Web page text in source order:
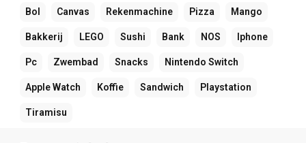
Bol Canvas Rekenmachine Pizza Mango
Bakkerij LEGO Sushi Bank NOS Iphone
Pc Zwembad Snacks Nintendo Switch
Apple Watch Koffie Sandwich Playstation
Tiramisu